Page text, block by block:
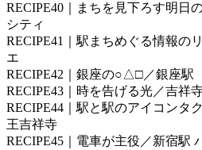
RECIPE40｜まちを見下ろす明日
シティ
RECIPE41｜駅まちめぐる情報の
エ
RECIPE42｜銀座の○△□／銀座駅
RECIPE43｜時を告げる光／吉祥
RECIPE44｜駅と駅のアイコンタ
王吉祥寺
RECIPE45｜電車が主役／新宿駅